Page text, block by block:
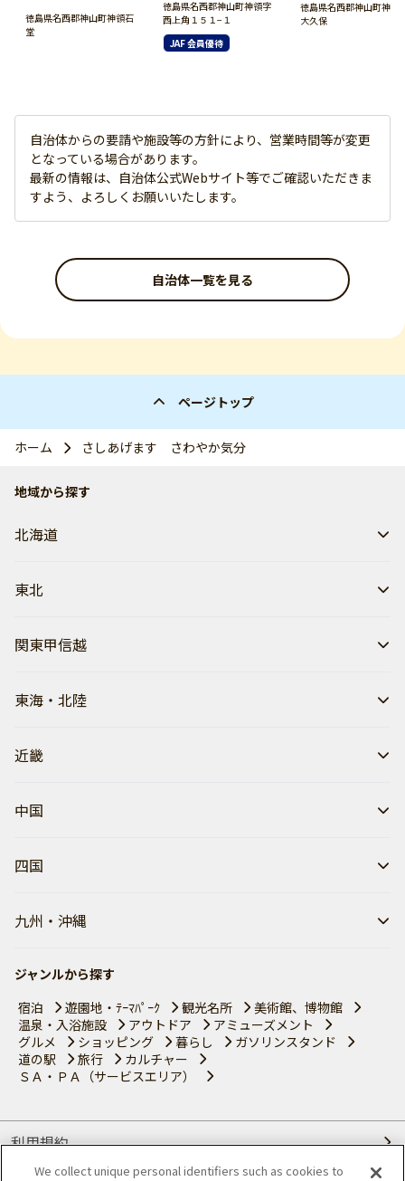
徳島県名西郡神山町神領石
堂
徳島県名西郡神山町神領字
西上角１５１−１
JAF 会員優待
徳島県名西郡神山町神領
大久保
自治体からの要請や施設等の方針により、営業時間等が変更
となっている場合があります。
最新の情報は、自治体公式Webサイト等でご確認いただきま
すよう、よろしくお願いいたします。
自治体一覧を見る
ページトップ
ホーム さしあげます さわやか気分
地域から探す
北海道
東北
関東甲信越
東海・北陸
近畿
中国
四国
九州・沖縄
ジャンルから探す
宿泊
遊園地・ﾃｰﾏﾊﾟｰｸ 観光名所
美術館、博物館
温泉・入浴施設
アウトドア
アミューズメント
グルメ
ショッピング 暮らし
ガソリンスタンド
道の駅
旅行
カルチャー
ＳＡ・ＰＡ（サービスエリア）
利用規約
We collect unique personal identifiers such as cookies to